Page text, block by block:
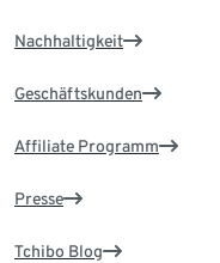
Nachhaltigkeit
Geschäftskunden
Affiliate Programm
Presse
Tchibo Blog